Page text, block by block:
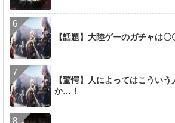
【話題】大陸ゲーのガチャは
【驚愕】人によってはこうい
か…！